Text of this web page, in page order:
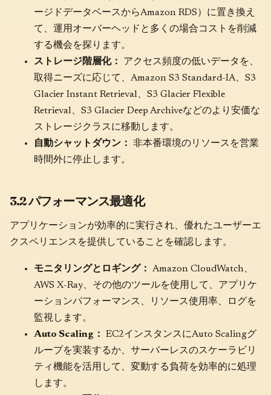
ージドデータベースからAmazon RDS）に置き換え
て、運用オーバーヘッドと多くの場合コストを削減
する機会を探ります。
ストレージ階層化：
アクセス頻度の低いデータを、
取得ニーズに応じて、Amazon S3 Standard-IA、S3
Glacier Instant Retrieval、S3 Glacier Flexible
Retrieval、S3 Glacier Deep Archiveなどのより安価な
ストレージクラスに移動します。
自動シャットダウン：
非本番環境のリソースを営業
時間外に停止します。
3.2 パフォーマンス最適化
アプリケーションが効率的に実行され、優れたユーザーエ
クスペリエンスを提供していることを確認します。
モニタリングとロギング：
Amazon CloudWatch、
AWS X-Ray、その他のツールを使用して、アプリケ
ーションパフォーマンス、リソース使用率、ログを
監視します。
Auto Scaling：
EC2インスタンスにAuto Scalingグ
ループを実装するか、サーバーレスのスケーラビリ
ティ機能を活用して、変動する負荷を効率的に処理
します。